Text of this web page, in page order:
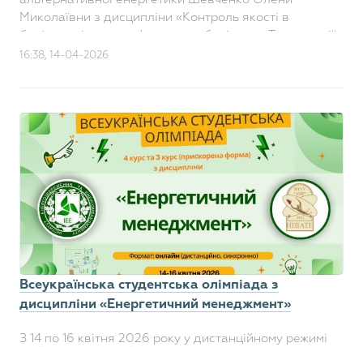
Миколаївни з дисципліни «Контроль якості в
будівницві енергоефективних будівель». Тема лекції
«Те..
16:38, 14-04-2026
Всеукраїнська студентська олімпіада з
дисципліни «Енергетичний менеджмент»
З 14 по 16 квітня 2026 року у дистанційному режимі